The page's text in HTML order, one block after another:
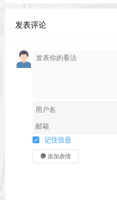
发表评论
记住信息
添加表情